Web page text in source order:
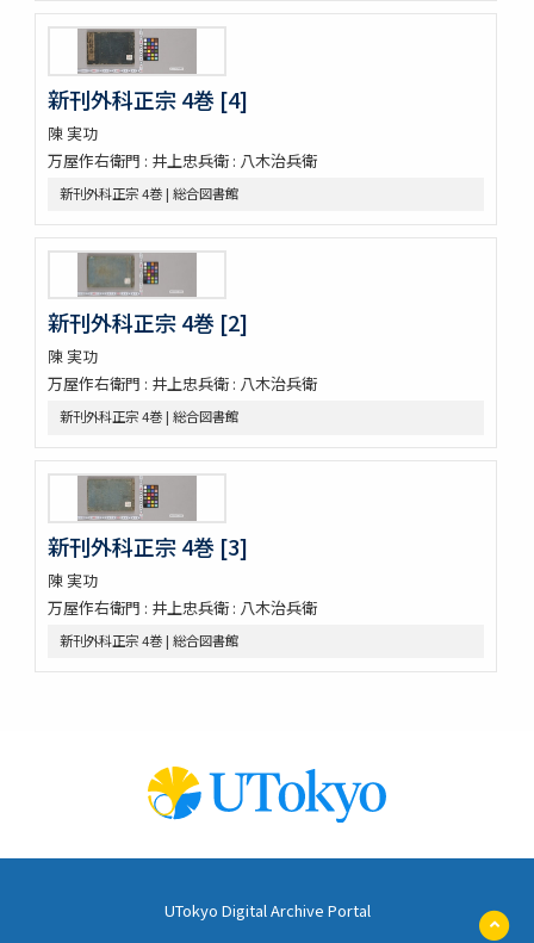
日記
醫藏目録 1巻疹子心法1巻
鶚軒文庫藏書目録 : 醫書部
牛渚漫録續
皇朝醫叢續集
經傳醫話
獻芹録
獻芹録
濟生醫院記
煉霞翁年譜
近世名醫傳
戊申日記
橘黄年譜 3巻
玉機微義 50巻目録1巻
新刻蕐佗内照圖 2巻
新刻萬氏家傳廣嗣紀要 5巻
新刊外科正宗 4巻
新刊外科正宗 4巻
新刊外科正宗 4巻
新刊外科正宗 4巻(存1巻)
立齋外科發揮 8巻
新刻秘授外科百効全書 6巻
唐王燾先生外臺秘要方 40巻序目1巻
外臺祕要藥品攷
攷正古方權量説 1巻附言1巻
新刊外科正宗 4巻 [4]
陳 実功
万屋作右衛門 : 井上忠兵衛 : 八木治兵衛
新刊外科正宗 4巻 | 総合図書館
新刊外科正宗 4巻 [2]
陳 実功
万屋作右衛門 : 井上忠兵衛 : 八木治兵衛
新刊外科正宗 4巻 | 総合図書館
新刊外科正宗 4巻 [3]
陳 実功
万屋作右衛門 : 井上忠兵衛 : 八木治兵衛
新刊外科正宗 4巻 | 総合図書館
UTokyo Digital Archive Portal
ペ